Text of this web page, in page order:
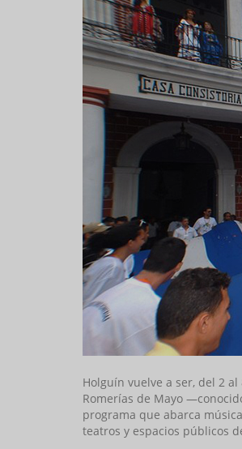
Holguín vuelve a ser, del 2
Romerías de Mayo
programa que abarca
teatros y espacios públicos